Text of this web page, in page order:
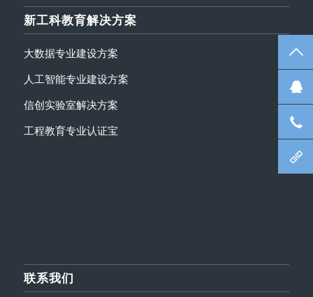
新工科教育解决方案
大数据专业建设方案
人工智能专业建设方案
信创实验室解决方案
工程教育专业认证宝
联系我们
在
咨
北